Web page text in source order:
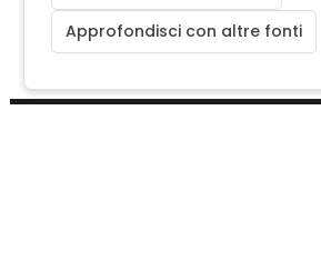
Approfondisci con altre fonti